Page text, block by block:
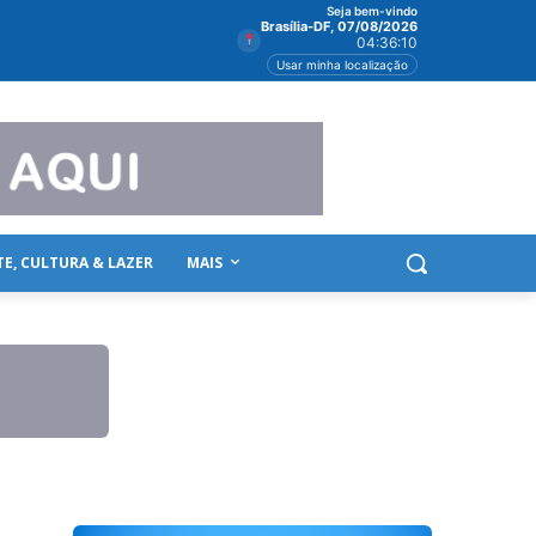
Seja bem-vindo
Brasília-DF, 07/08/2026
04:36:11
Usar minha localização
CULTURA & LAZER MAIS